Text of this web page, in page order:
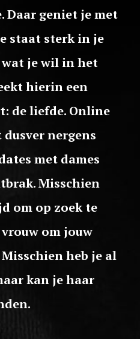
Daar geniet je met
staat sterk in je
wat je wil in het
hierin een
de liefde. Online
nergens
met dames
Misschien
om op zoek te
om jouw
heb je al
kan je haar